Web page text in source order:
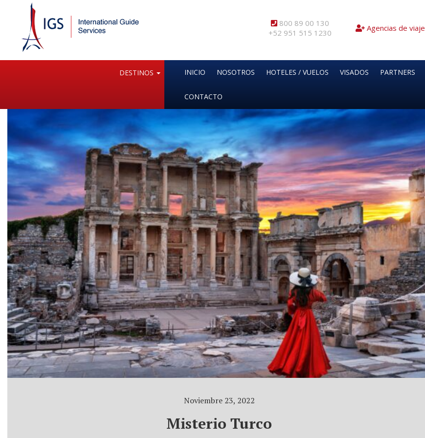
800 89 00 130
+52 951 515 1230
Agencias de viaje
DESTINOS INICIO NOSOTROS HOTELES / VUELOS VISADOS PARTNERS
CONTACTO
Noviembre 23, 2022
Misterio Turco